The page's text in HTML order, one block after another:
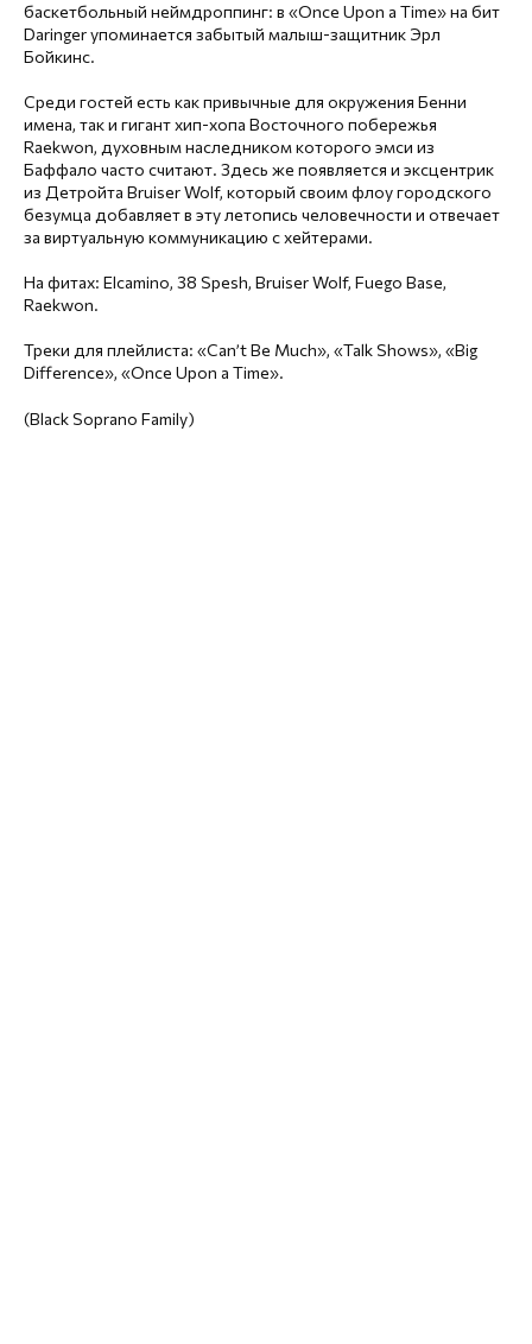
баскетбольный неймдроппинг: в «Once Upon a Time» на бит
Daringer упоминается забытый малыш-защитник Эрл
Бойкинс.
Среди гостей есть как привычные для окружения Бенни
имена, так и гигант хип-хопа Восточного побережья
Raekwon, духовным наследником которого эмси из
Баффало часто считают. Здесь же появляется и эксцентрик
из Детройта Bruiser Wolf, который своим флоу городского
безумца добавляет в эту летопись человечности и отвечает
за виртуальную коммуникацию с хейтерами.
На фитах: Elcamino, 38 Spesh, Bruiser Wolf, Fuego Base,
Raekwon.
Треки для плейлиста: «Can’t Be Much», «Talk Shows», «Big
Difference», «Once Upon a Time».
(Black Soprano Family)